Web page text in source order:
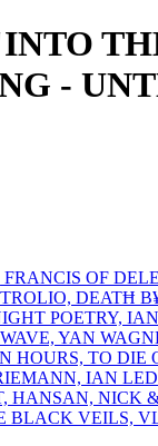
-
OF
DEATĦ
POETRY,
YAN
HOURS, TO
IAN
HANSAN, NICK
BLACK VEILS,